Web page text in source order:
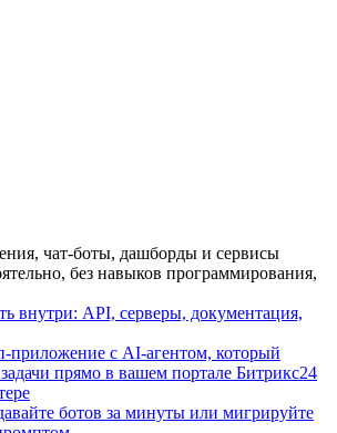
чат-боты, дашборды и сервисы
без навыков программирования,
внутри: API, серверы, документация,
приложение с AI-агентом, который
прямо в вашем портале Битрикс24
ботов за минуты или мигрируйте